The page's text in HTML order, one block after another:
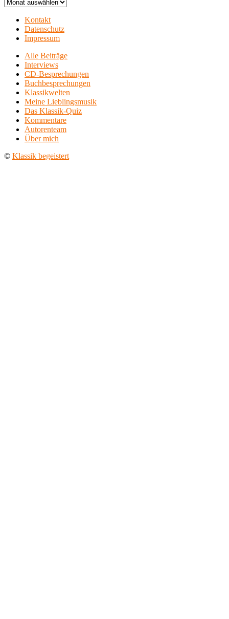
Kontakt
Datenschutz
Impressum
Alle Beiträge
Interviews
CD-Besprechungen
Buchbesprechungen
Klassikwelten
Meine Lieblingsmusik
Das Klassik-Quiz
Kommentare
Autorenteam
Über mich
© Klassik begeistert